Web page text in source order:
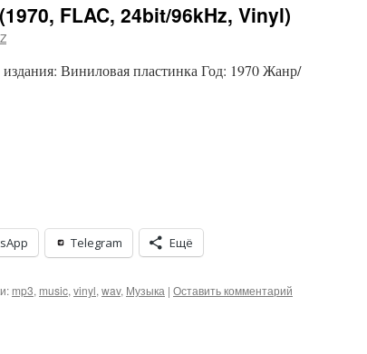
FLAC, 24bit/96kHz, Vinyl)
Виниловая пластинка Год: 1970 Жанр/
Telegram Ещё
mp3, music, vinyl, wav, Музыка | Оставить комментарий